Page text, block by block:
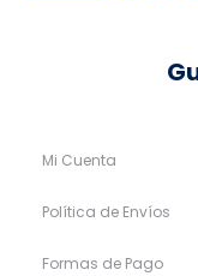
Mi Cuenta
Política de Envíos
Formas de Pago